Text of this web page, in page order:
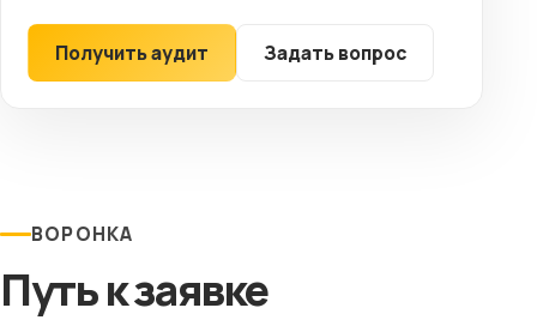
Получить аудит Задать вопрос
ВОРОНКА
Путь к заявке